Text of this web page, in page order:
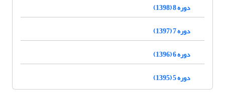
دوره 8 (1398)
دوره 7 (1397)
دوره 6 (1396)
دوره 5 (1395)